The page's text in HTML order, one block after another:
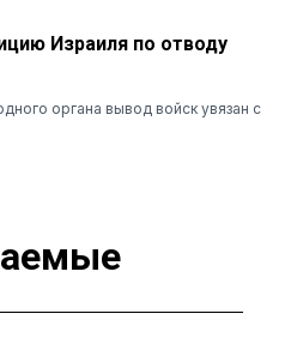
Израиля по отводу
органа вывод войск увязан с